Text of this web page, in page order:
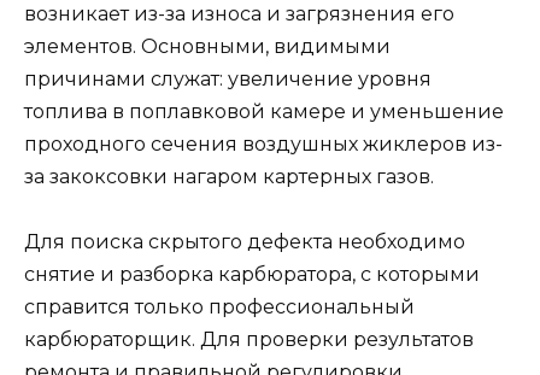
возникает из-за износа и загрязнения его
элементов. Основными, видимыми
причинами служат: увеличение уровня
топлива в поплавковой камере и уменьшение
проходного сечения воздушных жиклеров из-
за закоксовки нагаром картерных газов.
Для поиска скрытого дефекта необходимо
снятие и разборка карбюратора, с которыми
справится только профессиональный
карбюраторщик. Для проверки результатов